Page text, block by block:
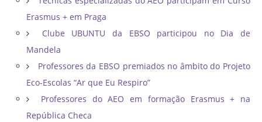
Erasmus + em Praga
Clube UBUNTU da EBSO participou no Dia de
Mandela
Professores da EBSO premiados no âmbito do Projeto
Eco-Escolas “Ar que Eu Respiro”
Professores do AEO em formação Erasmus + na
República Checa